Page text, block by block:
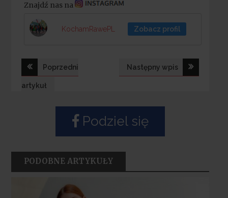
Znajdź nas na
KochamRawePL Zobacz profil
Nawigacja
wpisu
Poprzedni
artykuł
Następny wpis
Podziel się
PODOBNE ARTYKUŁY